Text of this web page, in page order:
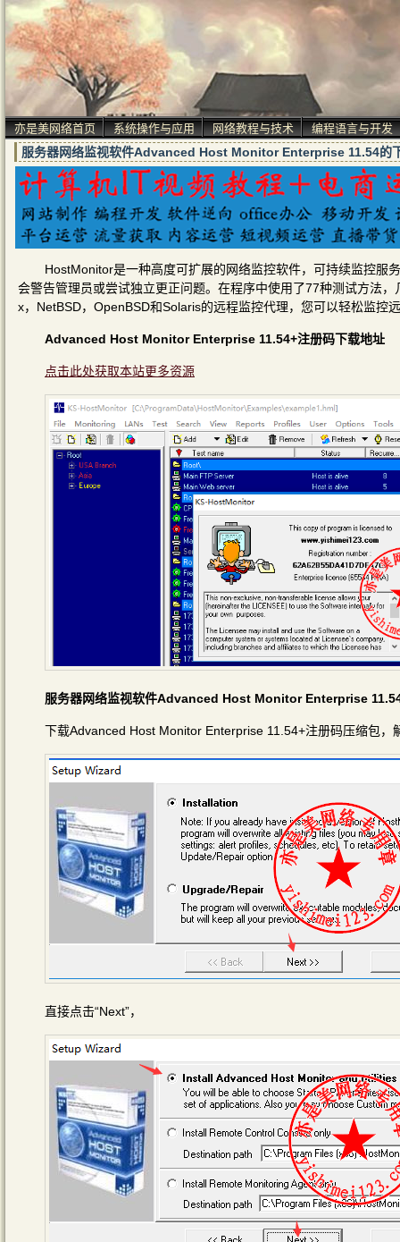
亦是美网络首页 系统操作与应用 网络教程与技术 编程语言与开发
服务器网络监视软件Advanced Host Monitor Enterprise 11.54的
HostMonitor是一种高度可扩展的网络监控软件，可持续监控服
会警告管理员或尝试独立更正问题。在程序中使用了77种测试方法
x，NetBSD，OpenBSD和Solaris的远程监控代理，您可以轻松监控
Advanced Host Monitor Enterprise 11.54+注册码下载地址
点击此处获取本站更多资源
服务器网络监视软件Advanced Host Monitor Enterprise
下载Advanced Host Monitor Enterprise 11.54+注册码压缩包
直接点击“Next”，